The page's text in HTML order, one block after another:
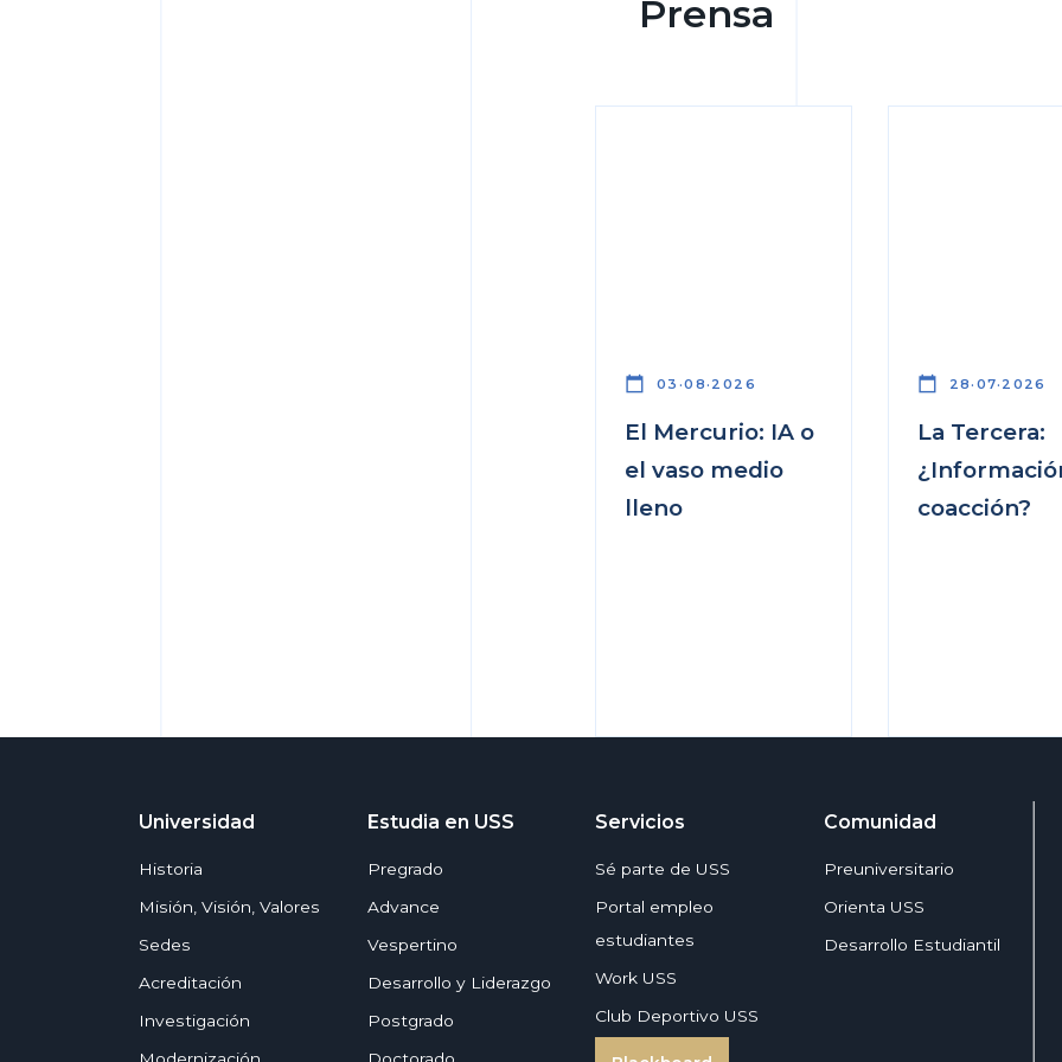
Prensa
calendar_today 03·08·2026
El Mercurio: IA o
el vaso medio
lleno
calendar_today 28·07·2026
La Tercera:
coacción?
Universidad
Historia
Misión, Visión, Valores
Sedes
Acreditación
Investigación
Estudia en USS
Pregrado
Advance
Vespertino
Desarrollo y Liderazgo
Postgrado
Servicios
Sé parte de USS
Portal empleo
estudiantes
Work USS
Club Deportivo USS
Comunidad
Preuniversitario
Orienta USS
Desarrollo Estudiantil